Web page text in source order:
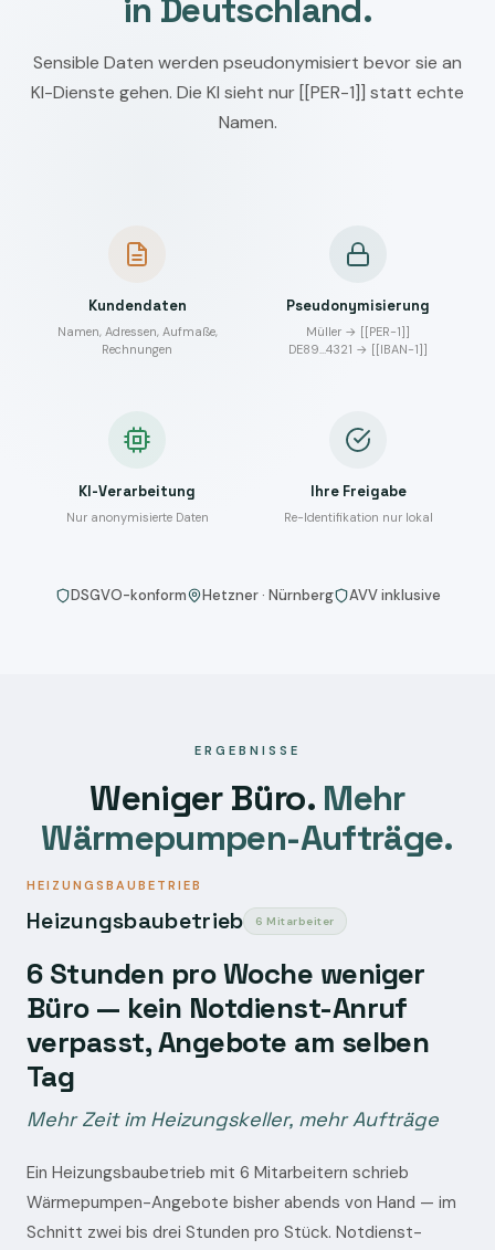
in Deutschland.
Sensible Daten werden pseudonymisiert bevor sie an
KI-Dienste gehen. Die KI sieht nur [[PER-1]] statt echte
Namen.
Kundendaten
Namen, Adressen, Aufmaße,
Rechnungen
Pseudonymisierung
Müller → [[PER-1]]
DE89…4321 → [[IBAN-1]]
KI-Verarbeitung
Nur anonymisierte Daten
Ihre Freigabe
Re-Identifikation nur lokal
DSGVO-konform Hetzner · Nürnberg AVV inklusive
ERGEBNISSE
Weniger Büro. Mehr
Wärmepumpen-Aufträge.
HEIZUNGSBAUBETRIEB
Heizungsbaubetrieb 6 Mitarbeiter
6 Stunden pro Woche weniger
Büro — kein Notdienst-Anruf
verpasst, Angebote am selben
Tag
Mehr Zeit im Heizungskeller, mehr Aufträge
Ein Heizungsbaubetrieb mit 6 Mitarbeitern schrieb
Wärmepumpen-Angebote bisher abends von Hand — im
Schnitt zwei bis drei Stunden pro Stück. Notdienst-